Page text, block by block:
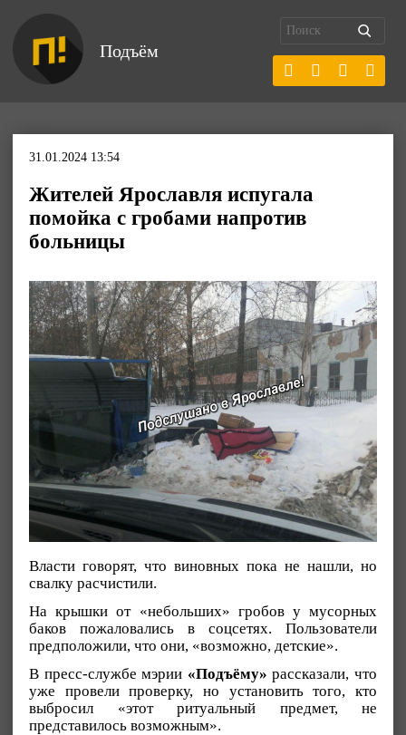
Подъём
31.01.2024 13:54
Жителей Ярославля испугала
помойка с гробами напротив
больницы
Власти говорят, что виновных пока не нашли, но
свалку расчистили.
На крышки от «небольших» гробов у мусорных
баков пожаловались в соцсетях. Пользователи
предположили, что они, «возможно, детские».
В пресс-службе мэрии «Подъёму» рассказали, что
уже провели проверку, но установить того, кто
выбросил «этот ритуальный предмет, не
представилось возможным».